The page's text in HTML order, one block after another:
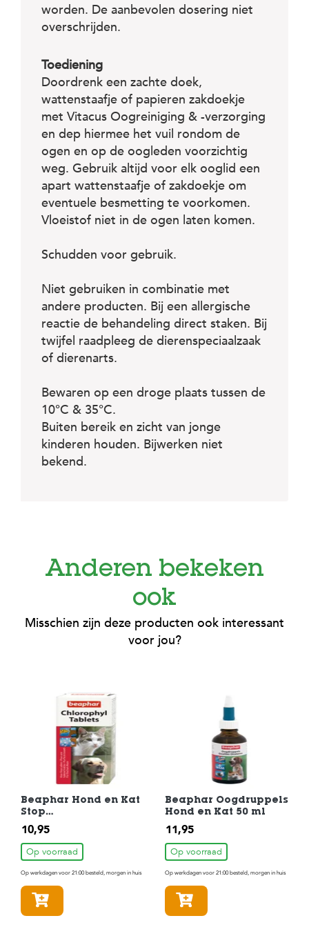
worden. De aanbevo­len dosering niet
overschrijden.
Toediening
Doordrenk een zachte doek,
wattenstaafje of papieren zakdoekje
met Vitacus Oogreiniging & -verzorging
en dep hiermee het vuil rondom de
ogen en op de oogleden voorzichtig
weg. Gebruik altijd voor elk ooglid een
apart wattenstaafje of zakdoekje om
eventuele besmetting te voorkomen.
Vloeistof niet in de ogen laten komen.
Schudden voor gebruik.
Niet gebruiken in combinatie met
andere producten. Bij een allergische
reactie de behandeling direct staken. Bij
twijfel raadpleeg de dierenspeciaal­zaak
of dierenarts.
Bewaren op een droge plaats tussen de
10°C & 35°C.
Buiten bereik en zicht van jonge
kinderen houden. Bijwerken niet
bekend.
Anderen bekeken
ook
Misschien zijn deze producten ook interessant
voor jou?
Beaphar Hond en Kat
Stop
Chlorophyltabletten
30 st
10,95
Op voorraad
Op werkdagen voor 21:00 besteld, morgen in huis
Beaphar Oogdruppels
Hond en Kat 50 ml
11,95
Op voorraad
Op werkdagen voor 21:00 besteld, morgen in huis